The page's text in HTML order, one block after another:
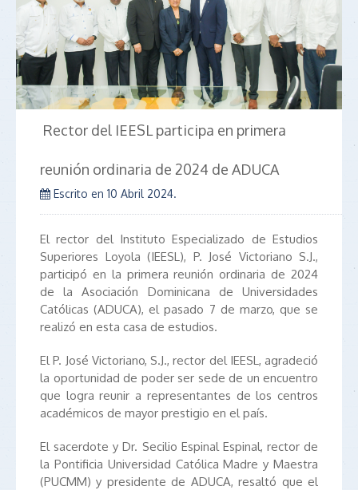
Rector del IEESL participa en primera
reunión ordinaria de 2024 de ADUCA
Escrito en 10 Abril 2024.
El rector del Instituto Especializado de Estudios
Superiores Loyola (IEESL), P. José Victoriano S.J.,
participó en la primera reunión ordinaria de 2024
de la Asociación Dominicana de Universidades
Católicas (ADUCA), el pasado 7 de marzo, que se
realizó en esta casa de estudios.
El P. José Victoriano, S.J., rector del IEESL, agradeció
la oportunidad de poder ser sede de un encuentro
que logra reunir a representantes de los centros
académicos de mayor prestigio en el país.
El sacerdote y Dr. Secilio Espinal Espinal, rector de
la Pontificia Universidad Católica Madre y Maestra
(PUCMM) y presidente de ADUCA, resaltó que el